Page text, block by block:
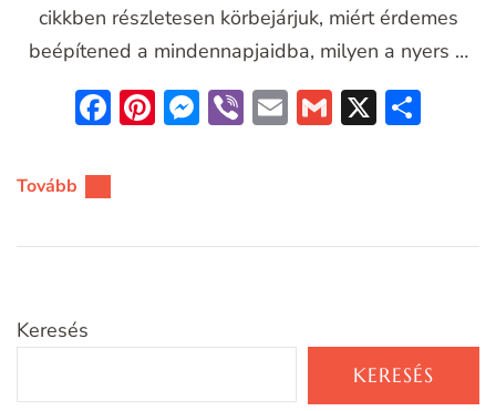
cikkben részletesen körbejárjuk, miért érdemes
beépítened a mindennapjaidba, milyen a nyers …
Facebook
Pinterest
Messenger
ViberEmailGmail
X
Tovább
Keresés
KERESÉS